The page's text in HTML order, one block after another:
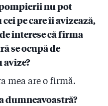
video și audio”
De ce nu l-au filat
dinaintea arestării, când
– „Luptați pentru
nu pot
pe care îi avizează,
interese că firma
se ocupă de
mea are o firmă.
dumneavoastră?